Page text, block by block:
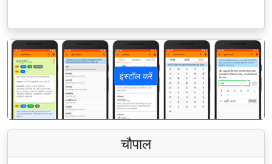
इंस्टॉल करें
पिछला अगला
चौपाल